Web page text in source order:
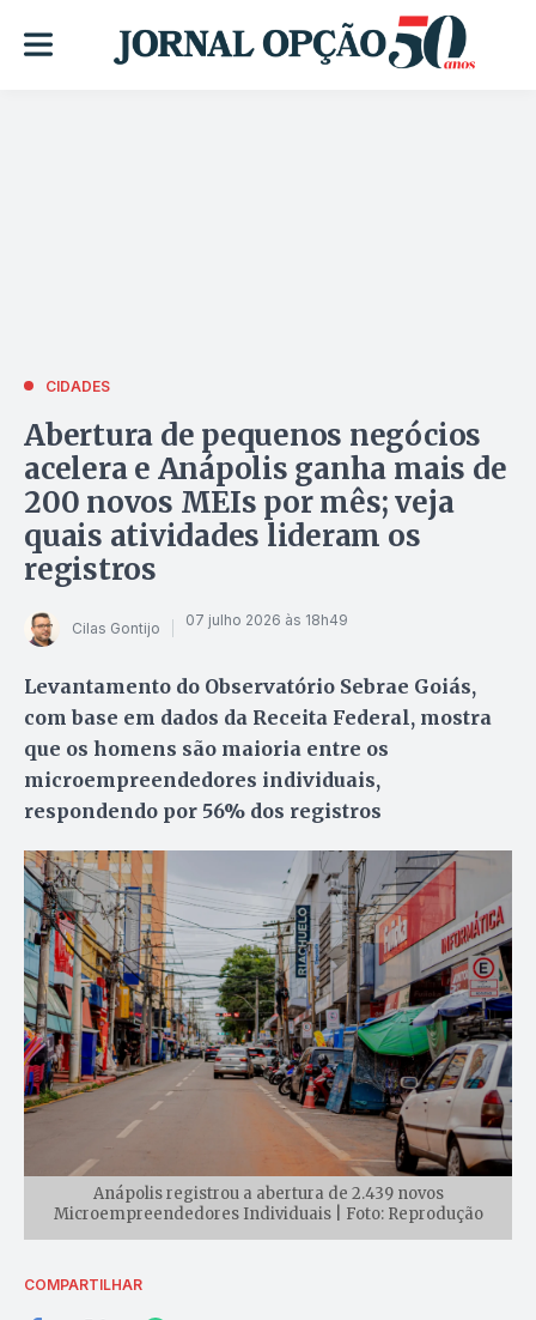
CIDADES
Abertura de pequenos negócios
acelera e Anápolis ganha mais de
200 novos MEIs por mês; veja
quais atividades lideram os
registros
Cilas Gontijo 07 julho 2026 às 18h49
Levantamento do Observatório Sebrae Goiás,
com base em dados da Receita Federal, mostra
que os homens são maioria entre os
microempreendedores individuais,
respondendo por 56% dos registros
Anápolis registrou a abertura de 2.439 novos
Microempreendedores Individuais | Foto: Reprodução
COMPARTILHAR